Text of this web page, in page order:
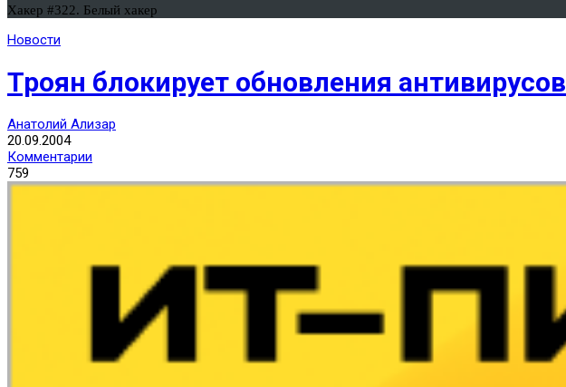
Хакер #322. Белый хакер
Новости
Троян блокирует обновления антивирусов
Анатолий Ализар
20.09.2004
Комментарии
759